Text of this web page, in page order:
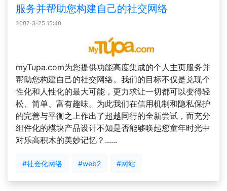
服务并帮助您构建自己的社交网络
2007-3-25 15:40
myTupa.com为您提供功能高度集成的个人主页服务并
帮助您构建自己的社交网络。我们的目标不仅是兑现个
性化和人性化的最大可能，更力求让一切都可以变得轻
松、简单、富有趣味。为此我们在信用机制和隐私保护
的完善与平衡之上作出了超越同行的全新尝试，而充分
组件化的模块产品设计不知是否能够唤起您童年时光中
对乐高积木的美妙记忆？......
#社会化网络 #web2 #网站